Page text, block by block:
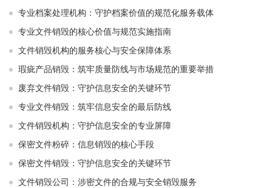
专业档案处理机构：守护档案价值的规范化服务载体
专业文件销毁的核心价值与规范实施指南
文件销毁机构的服务核心与安全保障体系
瑕疵产品销毁：筑牢质量防线与市场规范的重要举措
废弃文件销毁：守护信息安全的关键环节
专业文件销毁：筑牢信息安全的最后防线
文件销毁机构：守护信息安全的专业屏障
保密文件粉碎：信息销毁的核心手段
保密文件销毁：守护信息安全的关键环节
文件销毁公司：涉密文件的合规与安全销毁服务